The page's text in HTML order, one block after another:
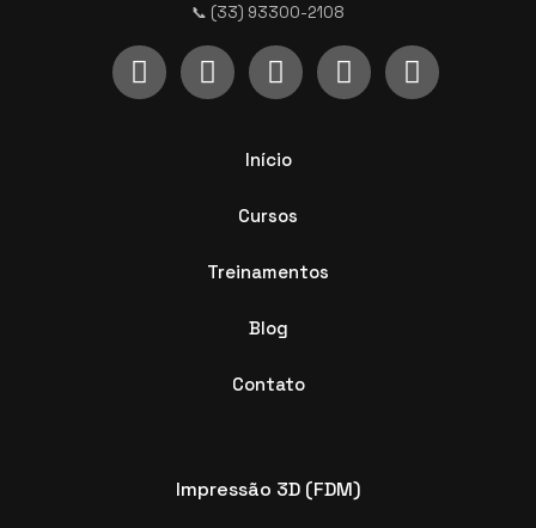
📞 (33) 93300-2108
Início
Cursos
Treinamentos
Blog
Contato
Impressão 3D (FDM)